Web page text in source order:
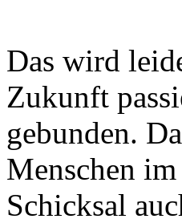
Das wird
Zukunft
gebunden.
Menschen
Schicksal